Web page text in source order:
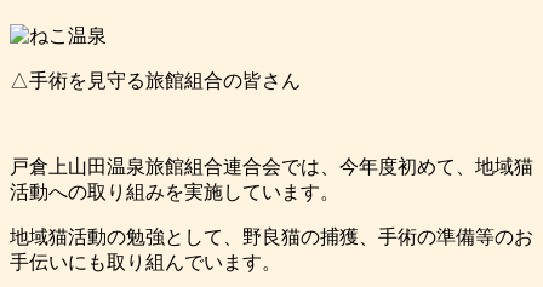
△手術を見守る旅館組合の皆さん
戸倉上山田温泉旅館組合連合会では、今年度初めて、地域猫
活動への取り組みを実施しています。
地域猫活動の勉強として、野良猫の捕獲、手術の準備等のお
手伝いにも取り組んでいます。